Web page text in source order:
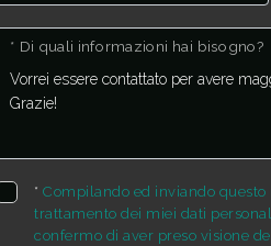
* Di quali informazioni hai bisogno?
*Compilando ed inviando
trattamento dei miei dati
confermo di aver preso visione